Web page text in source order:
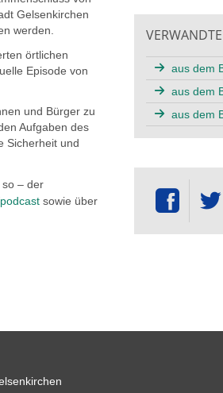
Gelsenkirchen
werden.
örtlichen
Episode von
und Bürger zu
Aufgaben des
Sicherheit und
so – der
sowie über
aus dem
aus dem
aus dem